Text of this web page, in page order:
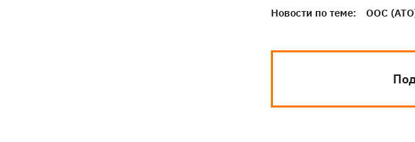
Новости по теме: ООС